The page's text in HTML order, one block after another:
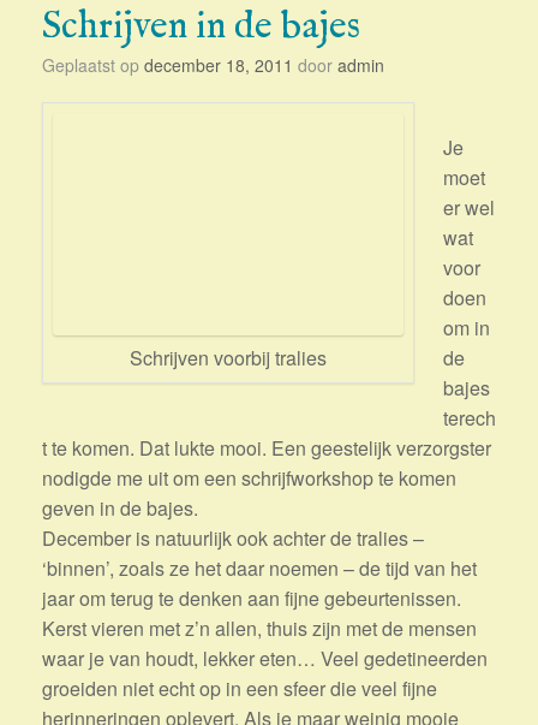
Schrijven in de bajes
Geplaatst op december 18, 2011 door admin
Schrijven voorbij tralies
Je
moet
er wel
wat
voor
doen
om in
de
bajes
terech
t te komen. Dat lukte mooi. Een geestelijk verzorgster
nodigde me uit om een schrijfworkshop te komen
geven in de bajes.
December is natuurlijk ook achter de tralies –
‘binnen’, zoals ze het daar noemen – de tijd van het
jaar om terug te denken aan fijne gebeurtenissen.
Kerst vieren met z’n allen, thuis zijn met de mensen
waar je van houdt, lekker eten… Veel gedetineerden
groeiden niet echt op in een sfeer die veel fijne
herinneringen oplevert. Als je maar weinig mooie